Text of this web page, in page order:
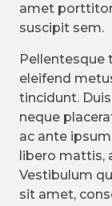
amet porttitor
suscipit sem.
Pellentesque
eleifend
tincidunt.
neque
ac ante
libero mattis,
Vestibulum
sit amet,